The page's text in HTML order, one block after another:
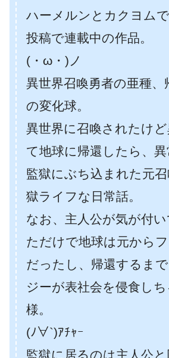
ハーメルンとカクヨム
投稿で連載中の作品。
(・ω・)ノ
異世界召喚勇者の亜種、
の変化球。
異世界に召喚されたけど
て地球に帰還したら、
監獄にぶち込まれた元
獄ライフな日常話。
なお、主人公が気が付
ただけで地球は元から
だったし、帰還するま
ジーが表社会を侵食し
様。
(ﾉ∀`)ｱﾁｬｰ
監獄に居るのは主人公